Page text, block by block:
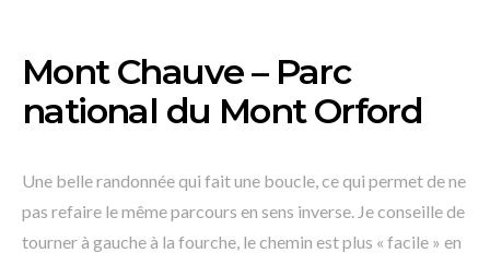
Mont Chauve – Parc
national du Mont Orford
Une belle randonnée qui fait une boucle, ce qui permet de ne
pas refaire le même parcours en sens inverse. Je conseille de
tourner à gauche à la fourche, le chemin est plus « facile » en